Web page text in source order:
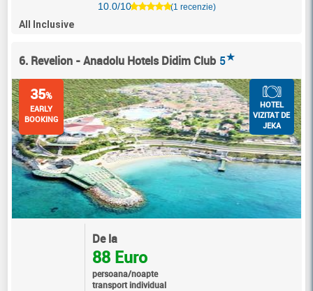
10.0/10
(1 recenzie)
All Inclusive
6. Revelion - Anadolu Hotels Didim Club 5★
35%
EARLY
BOOKING
HOTEL
VIZITAT DE
JEKA
De la
88 Euro
persoana/noapte
transport individual